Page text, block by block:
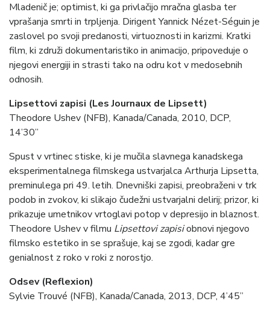
Mladenič je; optimist, ki ga privlačijo mračna glasba ter
vprašanja smrti in trpljenja. Dirigent Yannick Nézet-Séguin je
zaslovel po svoji predanosti, virtuoznosti in karizmi. Kratki
film, ki združi dokumentaristiko in animacijo, pripoveduje o
njegovi energiji in strasti tako na odru kot v medosebnih
odnosih.
Lipsettovi zapisi (Les Journaux de Lipsett)
Theodore Ushev (NFB), Kanada/Canada, 2010, DCP,
14’30’’
Spust v vrtinec stiske, ki je mučila slavnega kanadskega
eksperimentalnega filmskega ustvarjalca Arthurja Lipsetta,
preminulega pri 49. letih. Dnevniški zapisi, preobraženi v trk
podob in zvokov, ki slikajo čudežni ustvarjalni delirij; prizor, ki
prikazuje umetnikov vrtoglavi potop v depresijo in blaznost.
Theodore Ushev v filmu Lipsettovi zapisiobnovi njegovo
filmsko estetiko in se sprašuje, kaj se zgodi, kadar gre
genialnost z roko v roki z norostjo.
Odsev (Reflexion)
Sylvie Trouvé (NFB), Kanada/Canada, 2013, DCP, 4’45”